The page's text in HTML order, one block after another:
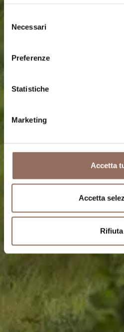
Selezione
delNecessari
Preferenze
Statistiche
Marketing
Accetta
Accetta
Rifiuta
Alcune idee che si possono
vino, del buon cibo e delle